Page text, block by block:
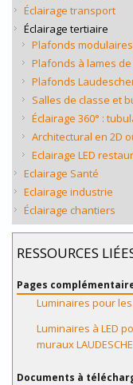
Éclairage transport
Éclairage tertiaire
Plafonds modulaires
Plafonds à lames
Plafonds
Salles de classe et
Éclairage 360° :
Architectural en 2D
Eclairage LED
Eclairage Santé
Eclairage industrie
Éclairage chantiers
RESSOURCES
Pages
Luminaires pour
Luminaires à LED
muraux
Documents à